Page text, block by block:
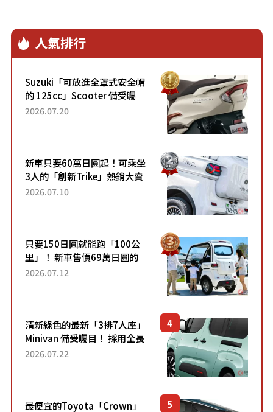
人氣排行
Suzuki「可放進全罩式安全帽
的 125cc」Scooter 備受矚
目！採用全新流線設計與各項
2026.07.20
新車只要60萬日圓起！可乘坐
3人的「創新Trike」熱銷大賣
成為人氣車款！「養車成本真
2026.07.10
只要150日圓就能跑「100公
里」！ 新車售價69萬日圓的
「3人座」Trike大受歡迎！ 順
2026.07.12
清新綠色的最新「3排7人座」
Minivan 備受矚目！ 採用全長
4.7公尺剛剛好的車身尺寸與
2026.07.22
最便宜的Toyota「Crown」